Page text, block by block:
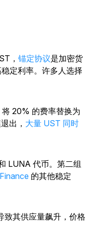
， 锚定协议是加密货
定利率。许多人选择
20% 的费率替换为
出， 大量 UST 同时
LUNA 代币。第二组
的其他稳定
致其供应量飙升，价格